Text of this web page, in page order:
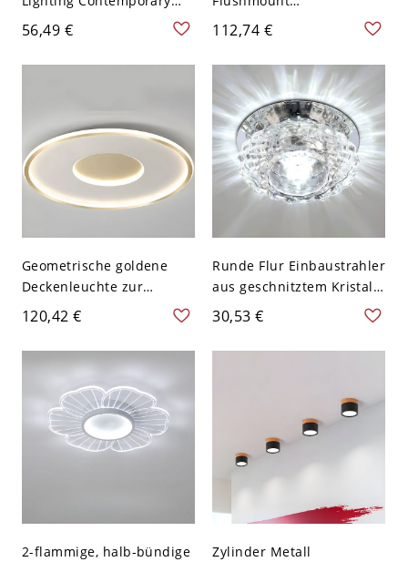
Grey/Black Ceiling Flush
Mount with Round Acrylic
Shade in Warm/White
56,49 €
Black/Grey/White Hexagon
Ceiling Mount Light
Fixture with Acrylic Shade
in Warm/White Light,
12"/16"/19.5" W - 110V-
120V Rosa 30,48 cm
Weißlicht
112,74 €
Geometrische goldene
Deckenleuchte zur
Deckenmontage mit
weißem Silikongel-Schirm
für Innenräume - 110V-
120V 46,99 cm Rund
Weißlicht
120,42 €
Runde Flur Einbaustrahler
aus geschnitztem Kristall,
modernes LED-
Deckenlicht in Klar - 110V-
120V Transparenz
30,53 €
2-flammige, halb-bündige
Zylinder Metall